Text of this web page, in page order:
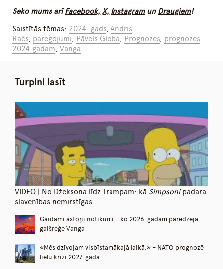
Seko mums arīFacebook, X, Instagramun Draugiem!
Saistītās tēmas: 2024. gads,Andris
Račs, pareģojumi, Pāvels Globa, Prognozes, prognozes
2024.gadam,Vanga
Turpini lasīt
VIDEO | No Džeksona līdz Trampam: kā Simpsonipadara
slavenības nemirstīgas
Gaidāmi astoņi notikumi – ko 2026. gadam paredzēja
gaišreģe Vanga
«Mēs dzīvojam visbīstamākajā laikā,» – NATO prognozē
lielu krīzi 2027. gadā